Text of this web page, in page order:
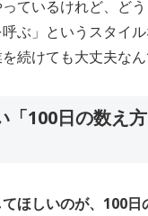
っているけれど、ど
ぶ」というスタイ
続けても大丈夫なん
「100日の数え
ほしいのが、100日